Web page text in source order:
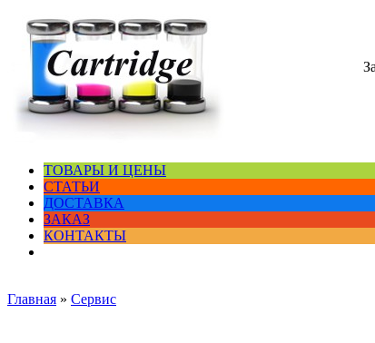
ТОВАРЫ И ЦЕНЫ
СТАТЬИ
ДОСТАВКА
ЗАКАЗ
КОНТАКТЫ
Главная » Сервис